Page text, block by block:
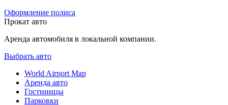
Оформление полиса
Прокат авто
Аренда автомобиля в локальной компании.
Выбрать авто
World Airport Map
Аренда авто
Гостиницы
Парковки